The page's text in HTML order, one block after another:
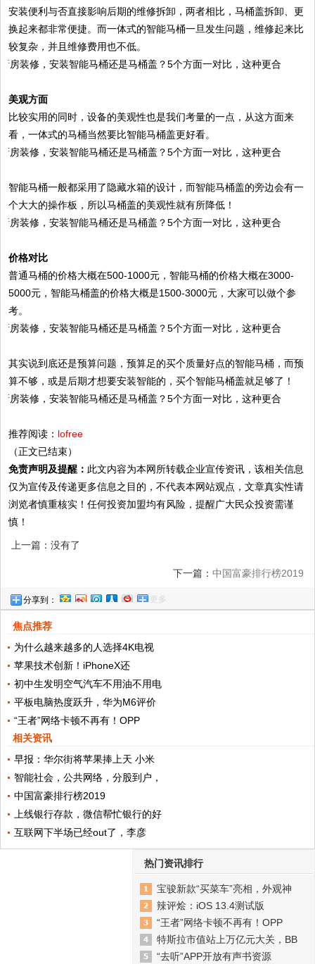
安装便利与否直接影响后期的维修拆卸，两者相比，马桶盖拆卸、更
换起来都非常便捷。而一体式的智能马桶一旦发生问题，维修起来比
较复杂，并且维修费用也不低。
美观方面
比较实用的同时，设备的美观性也是我们考量的一点，从这方面来
看，一体式的马桶当然要比智能马桶盖更好看。
智能马桶一般都采用了隐藏水箱的设计，而智能马桶盖的旁边会有一
个大大的操作板，所以马桶盖的美观性就有所降低！
价格对比
普通马桶的价格大概在500-1000元，智能马桶的价格大概在3000-
5000元，智能马桶盖的价格大概是1500-3000元，大家可以做个参
考。
其实说到底还是预算问题，预算足的买个质量好点的智能马桶，而预
算不够，或是后期才想要安装智能的，买个智能马桶盖就足够了！
推荐阅读： lofree
（正文已结束）
免责声明及提醒： 此文内容为本网所转载企业宣传资讯，该相关信息
仅为宣传及传递更多信息之目的，不代表本网站观点，文章真实性请
浏览者慎重核实！任何投资加盟均有风险，提醒广大民众投资需谨
慎！
上一篇：没有了
下一篇： 中国富豪排行榜2019
分享到： 更多
焦点推荐
为什么越来越多的人选择4K电视
苹果技术创新！iPhoneX还
初中生发明空气汽车不用油不用电
平板电脑热度跃升，华为M6评价
“王者”网络卡顿不再有！OPP
相关资讯
早报：华尔街将苹果捧上天 小米
智能社会，公共网络，分股到户，
中国富豪排行榜2019
上线银行存款，微信帮忙银行的好
互联网下半场已经out了，李彦
热门资讯排行
宝骏新款“买菜车”亮相，外观神
辣评烩：iOS 13.4测试版
“王者”网络卡顿不再有！OPP
特斯拉市值站上万亿元大关，BB
“去听”APP开放有声书资源